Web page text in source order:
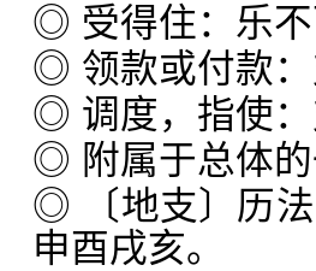
◎ 受得住：乐不
◎ 领款或付款：
◎ 调度，指使
◎ 附属于总体的
◎ 〔地支〕历
申酉戌亥。